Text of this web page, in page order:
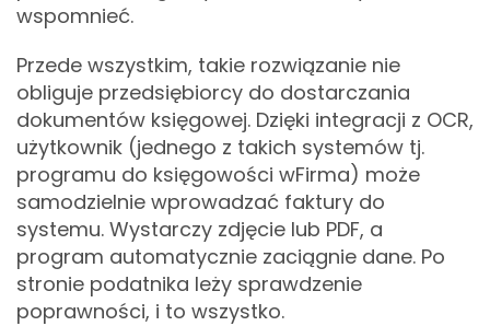
wspomnieć.
Przede wszystkim, takie rozwiązanie nie
obliguje przedsiębiorcy do dostarczania
dokumentów księgowej. Dzięki integracji z OCR,
użytkownik (jednego z takich systemów tj.
programu do księgowości wFirma) może
samodzielnie wprowadzać faktury do
systemu. Wystarczy zdjęcie lub PDF, a
program automatycznie zaciągnie dane. Po
stronie podatnika leży sprawdzenie
poprawności, i to wszystko.